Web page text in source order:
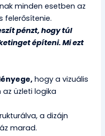
minden esetben az
felerősítenie.
pénzt, hogy túl
építeni. Mi ezt
hogy a vizuális
üzleti logika
a dizájn
marad.